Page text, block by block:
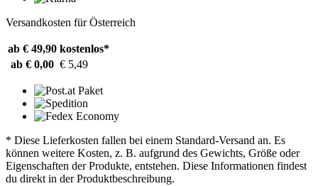
Versandkosten für Österreich
ab € 49,90 kostenlos*
ab € 0,00 € 5,49
* Diese Lieferkosten fallen bei einem Standard-Versand an. Es
können weitere Kosten, z. B. aufgrund des Gewichts, Größe oder
Eigenschaften der Produkte, entstehen. Diese Informationen findest
du direkt in der Produktbeschreibung.